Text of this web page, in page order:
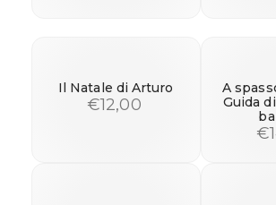
Il Natale di Arturo
€12,00
A
Guida